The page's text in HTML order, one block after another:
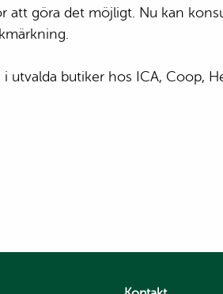
att göra det möjligt. Nu kan
utvalda butiker hos ICA, Coop,